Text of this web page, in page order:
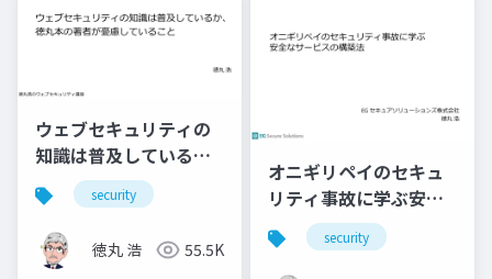
ウェブセキュリティの
知識は普及している
か、徳丸本の著者が憂
慮していること
security
徳丸 浩 55.5K
オニギリペイのセキュ
リティ事故に学ぶ安全
なサービスの構築法
security